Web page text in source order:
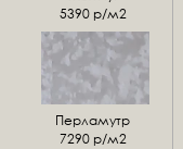
5390 р/м2
Перламутр
7290 р/м2